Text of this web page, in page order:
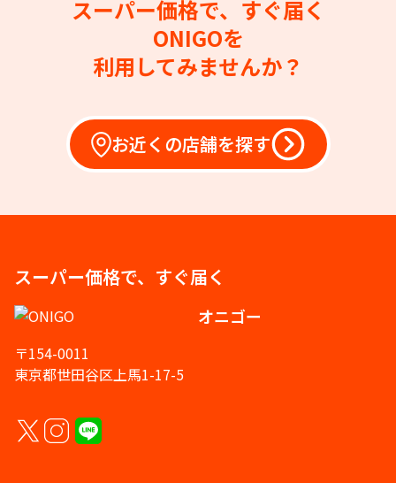
スーパー価格で、すぐ届く
ONIGOを
利用してみませんか？
お近くの店舗を探す
スーパー価格で、すぐ届く
オニゴー
〒154-0011
東京都世田谷区上馬1-17-5